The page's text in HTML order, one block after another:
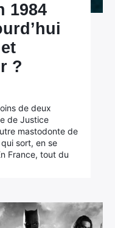
1984
?
de deux
de Justice
mastodonte de
sort, en se
France, tout du